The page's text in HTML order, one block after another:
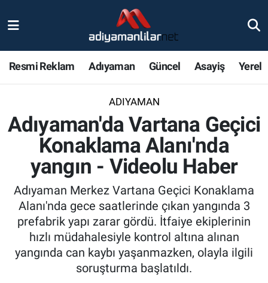
Resmi Reklam Adıyaman Güncel Asayiş Yerel
ADIYAMAN
Adıyaman'da Vartana Geçici
Konaklama Alanı'nda
yangın - Videolu Haber
Adıyaman Merkez Vartana Geçici Konaklama
Alanı'nda gece saatlerinde çıkan yangında 3
prefabrik yapı zarar gördü. İtfaiye ekiplerinin
hızlı müdahalesiyle kontrol altına alınan
yangında can kaybı yaşanmazken, olayla ilgili
soruşturma başlatıldı.
Magazin
Bölge Haberleri
Gündem
Asayiş
Sağlık
Nöbetçi Eczaneler
Adiyaman Namaz Vakitleri
Trafik Durumu
Süper Lig Puan Durumu ve Fikstür
Tüm Manşetler
Son Dakika Haberleri
Haber Arşivi